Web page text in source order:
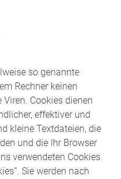
so genannte
Rechner keinen
Cookies dienen
effektiver und
kleine Textdateien, die
und die Ihr Browser
verwendeten Cookies
Sie werden nach